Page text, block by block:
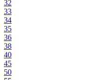
32
33
34
35
36
38
40
45
50